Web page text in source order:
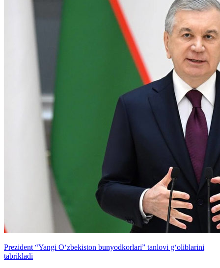
Prezident “Yangi O‘zbekiston bunyodkorlari” tanlovi g‘oliblarini
tabrikladi